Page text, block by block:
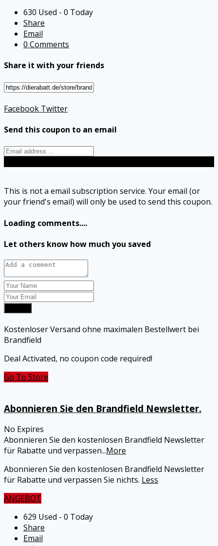
630 Used - 0 Today
Share
Email
0 Comments
Share it with your friends
Facebook Twitter
Send this coupon to an email
This is not a email subscription service. Your email (or
your friend's email) will only be used to send this coupon.
Loading comments....
Let others know how much you saved
Kostenloser Versand ohne maximalen Bestellwert bei
Brandfield
Deal Activated, no coupon code required!
Go To Store
Abonnieren Sie den Brandfield Newsletter.
No Expires
Abonnieren Sie den kostenlosen Brandfield Newsletter
für Rabatte und verpassen...More
Abonnieren Sie den kostenlosen Brandfield Newsletter
für Rabatte und verpassen Sie nichts. Less
ANGEBOT
629 Used - 0 Today
Share
Email